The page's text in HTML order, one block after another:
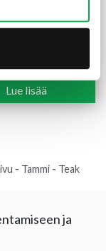
92X9/29
sileä
Lue lisää
- Tammi - Teak
ja